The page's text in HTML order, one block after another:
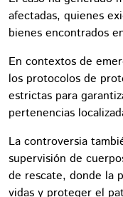
afectadas, quienes
bienes encontrados
En contextos de
los protocolos de
estrictas para
pertenencias
La controversia
supervisión de
de rescate, donde la
vidas y proteger el